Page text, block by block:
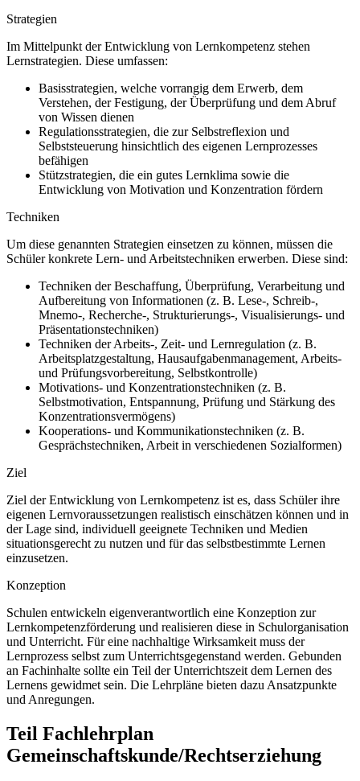
Strategien
Im Mittelpunkt der Entwicklung von Lernkompetenz stehen
Lernstrategien. Diese umfassen:
Basisstrategien, welche vorrangig dem Erwerb, dem
Verstehen, der Festigung, der Überprüfung und dem Abruf
von Wissen dienen
Regulationsstrategien, die zur Selbstreflexion und
Selbststeuerung hinsichtlich des eigenen Lernprozesses
befähigen
Stützstrategien, die ein gutes Lernklima sowie die
Entwicklung von Motivation und Konzentration fördern
Techniken
Um diese genannten Strategien einsetzen zu können, müssen die
Schüler konkrete Lern- und Arbeitstechniken erwerben. Diese sind:
Techniken der Beschaffung, Überprüfung, Verarbeitung und
Aufbereitung von Informationen (z. B. Lese-, Schreib-,
Mnemo-, Recherche-, Strukturierungs-, Visualisierungs- und
Präsentationstechniken)
Techniken der Arbeits-, Zeit- und Lernregulation (z. B.
Arbeitsplatzgestaltung, Hausaufgabenmanagement, Arbeits-
und Prüfungsvorbereitung, Selbstkontrolle)
Motivations- und Konzentrationstechniken (z. B.
Selbstmotivation, Entspannung, Prüfung und Stärkung des
Konzentrationsvermögens)
Kooperations- und Kommunikationstechniken (z. B.
Gesprächstechniken, Arbeit in verschiedenen Sozialformen)
Ziel
Ziel der Entwicklung von Lernkompetenz ist es, dass Schüler ihre
eigenen Lernvoraussetzungen realistisch einschätzen können und in
der Lage sind, individuell geeignete Techniken und Medien
situationsgerecht zu nutzen und für das selbstbestimmte Lernen
einzusetzen.
Konzeption
Schulen entwickeln eigenverantwortlich eine Konzeption zur
Lernkompetenzförderung und realisieren diese in Schulorganisation
und Unterricht. Für eine nachhaltige Wirksamkeit muss der
Lernprozess selbst zum Unterrichtsgegenstand werden. Gebunden
an Fachinhalte sollte ein Teil der Unterrichtszeit dem Lernen des
Lernens gewidmet sein. Die Lehrpläne bieten dazu Ansatzpunkte
und Anregungen.
Teil Fachlehrplan
Gemeinschaftskunde/Rechtserziehung